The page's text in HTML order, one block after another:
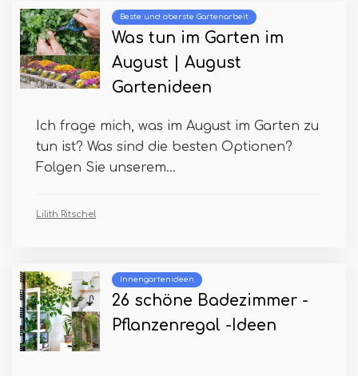
Beste und oberste Gartenarbeit
Was tun im Garten im
August | August
Gartenideen
Ich frage mich, was im August im Garten zu
tun ist? Was sind die besten Optionen?
Folgen Sie unserem...
Lilith Ritschel
Innengartenideen
26 schöne Badezimmer -
Pflanzenregal -Ideen